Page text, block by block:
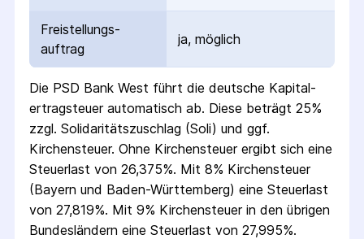
Freistellungs­
auftrag
ja, möglich
Die PSD Bank West führt die deutsche Kapital­
ertrag­steuer automatisch ab. Diese beträgt 25%
zzgl. Solidaritäts­zuschlag (Soli) und ggf.
Kirchensteuer. Ohne Kirchensteuer ergibt sich eine
Steuerlast von 26,375%. Mit 8% Kirchensteuer
(Bayern und Baden-Württemberg) eine Steuerlast
von 27,819%. Mit 9% Kirchensteuer in den übrigen
Bundesländern eine Steuerlast von 27,995%.